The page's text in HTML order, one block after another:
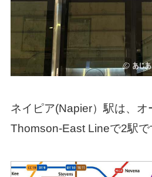
ネイピア(Napier）駅は、オ
Thomson-East Lineで2駅で